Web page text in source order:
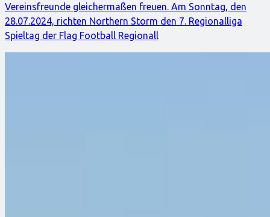
Vereinsfreunde gleichermaßen freuen. Am Sonntag, den
28.07.2024, richten Northern Storm den 7. Regionalliga
Spieltag der Flag Football Regionall